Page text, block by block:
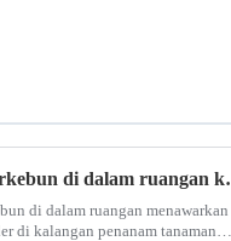
Keuntungan apa
di dalam ruangan menawarkan
di kalangan penanam tanaman